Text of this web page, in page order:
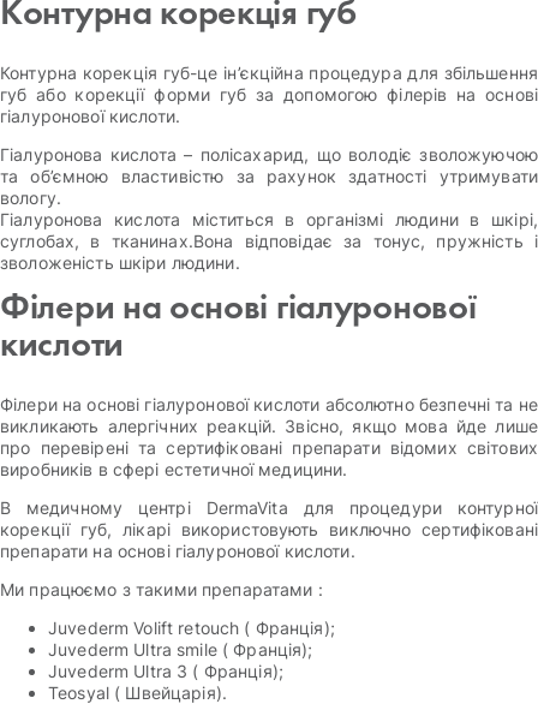
Контурна корекція губ
Контурна корекція губ-це ін’єкційна процедура для збільшення
губ або корекції форми губ за допомогою філерів на основі
гіалуронової кислоти.
Гіалуронова кислота – полісахарид, що володіє зволожуючою
та об’ємною властивістю за рахунок здатності утримувати
вологу.
Гіалуронова кислота міститься в організмі людини в шкірі,
суглобах, в тканинах.Вона відповідає за тонус, пружність і
зволоженість шкіри людини.
Філери на основі гіалуронової
кислоти
Філери на основі гіалуронової кислоти абсолютно безпечні та не
викликають алергічних реакцій. Звісно, якщо мова йде лише
про перевірені та сертифіковані препарати відомих світових
виробників в сфері естетичної медицини.
В медичному центрі DermaVita для процедури контурної
корекції губ, лікарі використовують виключно сертифіковані
препарати на основі гіалуронової кислоти.
Ми працюємо з такими препаратами :
Juvederm Volift retouch ( Франція);
Juvederm Ultra smile ( Франція);
Juvederm Ultra 3 ( Франція);
Teosyal ( Швейцарія).